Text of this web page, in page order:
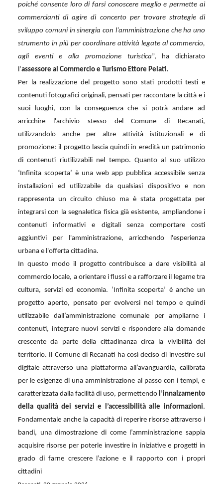
poiché consente loro di farsi conoscere meglio e permette ai
commercianti di agire di concerto per trovare strategie di
sviluppo comuni in sinergia con l’amministrazione che ha uno
strumento in più per coordinare attività legate al commercio,
agli eventi e alla promozione turistica”, ha dichiarato
l’assessore al Commercio e Turismo Ettore Pelati.
Per la realizzazione del progetto sono stati prodotti testi e
contenuti fotografici originali, pensati per raccontare la città e i
suoi luoghi, con la conseguenza che si potrà andare ad
arricchire l'archivio stesso del Comune di Recanati,
utilizzandolo anche per altre attività istituzionali e di
promozione: il progetto lascia quindi in eredità un patrimonio
di contenuti riutilizzabili nel tempo. Quanto al suo utilizzo
‘Infinita scoperta’ è una web app pubblica accessibile senza
installazioni ed utilizzabile da qualsiasi dispositivo e non
rappresenta un circuito chiuso ma è stata progettata per
integrarsi con la segnaletica fisica già esistente, ampliandone i
contenuti informativi e digitali senza comportare costi
aggiuntivi per l'amministrazione, arricchendo l'esperienza
urbana e l'offerta cittadina.
In questo modo il progetto contribuisce a dare visibilità al
commercio locale, a orientare i flussi e a rafforzare il legame tra
cultura, servizi ed economia. ‘Infinita scoperta’ è anche un
progetto aperto, pensato per evolversi nel tempo e quindi
utilizzabile dall’amministrazione comunale per ampliarne i
contenuti, integrare nuovi servizi e rispondere alla domande
crescente da parte della cittadinanza circa la vivibilità del
territorio. Il Comune di Recanati ha così deciso di investire sul
digitale attraverso una piattaforma all’avanguardia, calibrata
per le esigenze di una amministrazione al passo con i tempi, e
caratterizzata dalla facilità di uso, permettendo l’innalzamento
della qualità dei servizi e l’accessibilità alle informazioni.
Fondamentale anche la capacità di reperire risorse attraverso i
bandi, una dimostrazione di come l’amministrazione sappia
acquisire risorse per poterle investire in iniziative e progetti in
grado di farne crescere l’azione e il rapporto con i propri
cittadini